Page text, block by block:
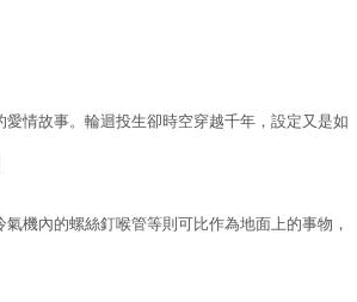
情故事。輪迴投生卻時空穿越千年，設定又是如
機內的螺絲釘喉管等則可比作為地面上的事物，